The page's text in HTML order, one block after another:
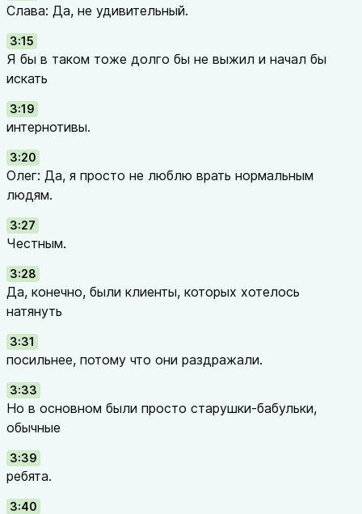
Слава: Да, не удивительный.
3:15
Я бы в таком тоже долго бы не выжил и начал бы
искать
3:19
интернотивы.
3:20
Олег: Да, я просто не люблю врать нормальным
людям.
3:27
Честным.
3:28
Да, конечно, были клиенты, которых хотелось
натянуть
3:31
посильнее, потому что они раздражали.
3:33
Но в основном были просто старушки-бабульки,
обычные
3:39
ребята.
3:40